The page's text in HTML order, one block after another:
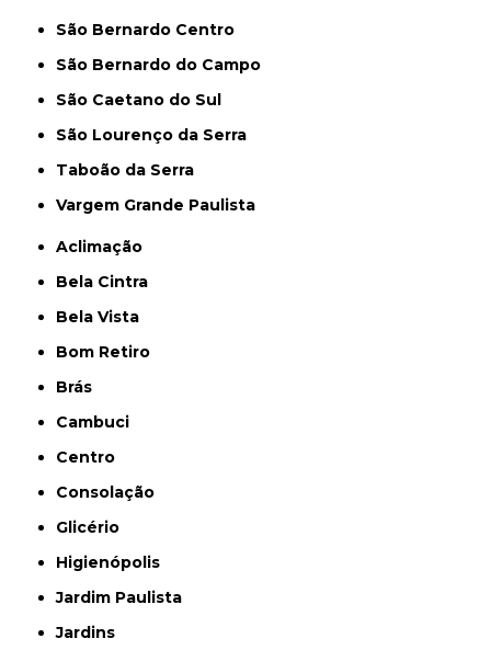
São Bernardo Centro
São Bernardo do Campo
São Caetano do Sul
São Lourenço da Serra
Taboão da Serra
Vargem Grande Paulista
Aclimação
Bela Cintra
Bela Vista
Bom Retiro
Brás
Cambuci
Centro
Consolação
Glicério
Higienópolis
Jardim Paulista
Jardins